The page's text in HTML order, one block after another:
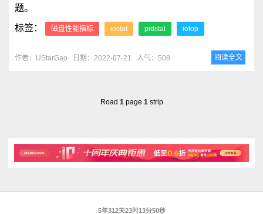
题。
标签：
磁盘性能指标 iostat pidstat iotop
作者：UStarGao 日期：2022-07-21 人气：508 阅读全文
Road 1page 1strip
5年312天23时13分50秒